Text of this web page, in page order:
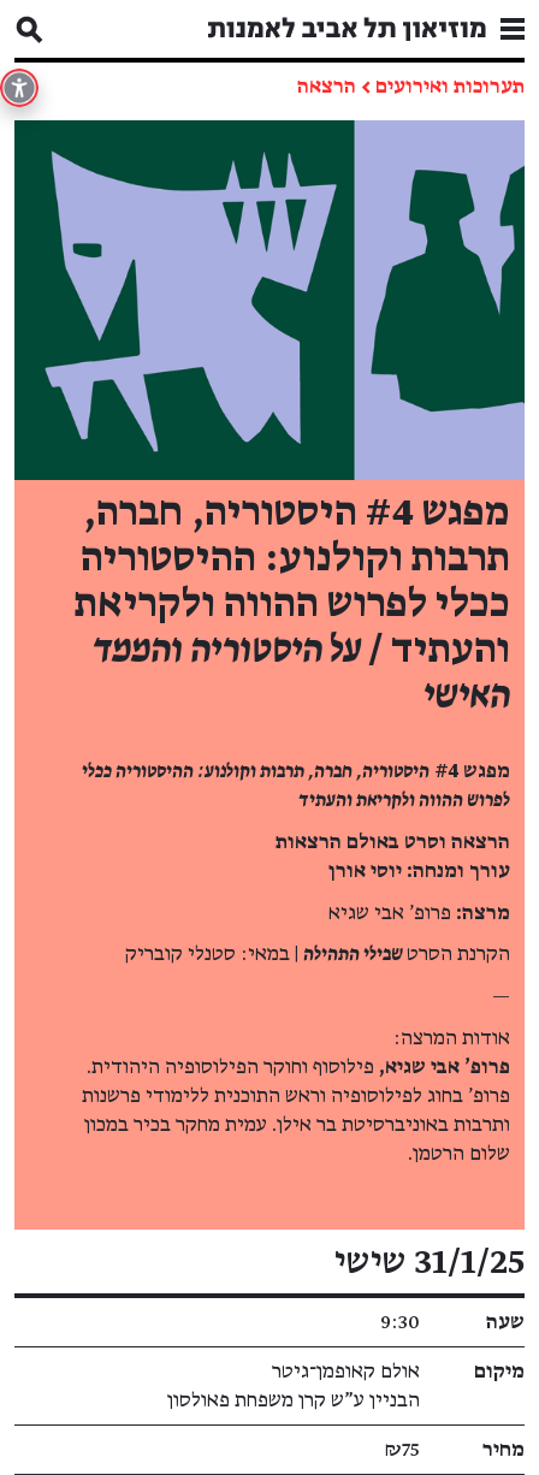
תערוכות ואירועים ← הרצאה
מפגש #4 היסטוריה, חברה,
תרבות וקולנוע: ההיסטוריה
ככלי לפרוש ההווה ולקריאת
והעתיד /על היסטוריה והממד
האישי
מפגש #4
היסטוריה, חברה, תרבות וקולנוע: ההיסטוריה ככלי
לפרוש ההווה ולקריאת והעתיד
הרצאה וסרט באולם הרצאות
עורך ומנחה: יוסי אורן
מרצה: פרופ' אבי שגיא
הקרנת הסרטשבילי התהילה | במאי: סטנלי קובריק
—
אודות המרצה:
פרופ' אבי שגיא, פילוסוף וחוקר הפילוסופיה היהודית.
פרופ' בחוג לפילוסופיה וראש התוכנית ללימודי פרשנות
ותרבות באוניברסיטת בר אילן. עמית מחקר בכיר במכון
שלום הרטמן.
פרטי האירוע
31/1/25 שישי
שעה 9:30
מיקום
אולם קאופמן־גיטר
הבניין ע"ש קרן משפחת פאולסון
מחיר ₪75